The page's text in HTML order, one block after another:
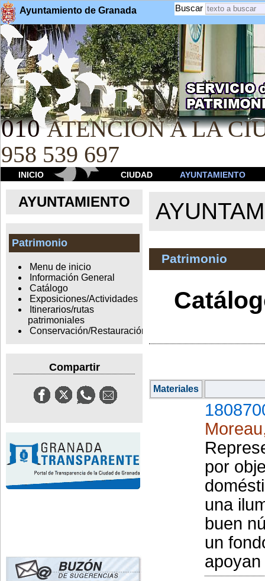
Ayuntamiento de Granada Buscar
010 ATENCION A LA
958 539 697
INICIO CIUDAD AYUNTAMIENTO
AYUNTAMIENTO
Patrimonio
Menu de inicio
Información General
Catálogo
Exposiciones/Actividades
Itinerarios/rutas
patrimoniales
Conservación/Restauración
Compartir
Patrimonio
Materiales
por
una
buen
un